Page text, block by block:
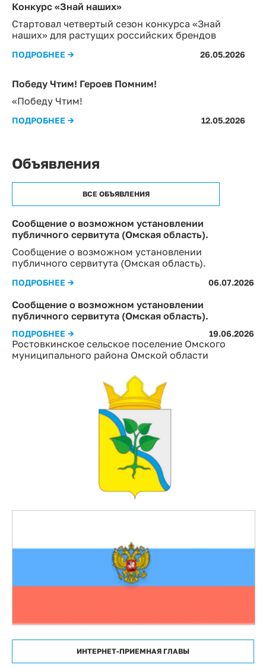
Ростовкинское сельское поселение Омского
муниципального района Омской области
ИНТЕРНЕТ-ПРИЕМНАЯ ГЛАВЫ
Конкурс «Знай наших»
Стартовал четвертый сезон конкурса «Знай
наших» для растущих российских брендов
ПОДРОБНЕЕ → 26.05.2026
Победу Чтим! Героев Помним!
«Победу Чтим!
ПОДРОБНЕЕ → 12.05.2026
Объявления
ВСЕ ОБЪЯВЛЕНИЯ
Сообщение о возможном установлении
публичного сервитута (Омская область).
Сообщение о возможном установлении
публичного сервитута (Омская область).
ПОДРОБНЕЕ → 06.07.2026
Сообщение о возможном установлении
публичного сервитута (Омская область).
ПОДРОБНЕЕ → 19.06.2026